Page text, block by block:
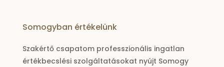
Somogyban értékelünk
Szakértő csapatom professzionális ingatlan
értékbecslési szolgáltatásokat nyújt Somogy